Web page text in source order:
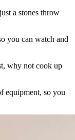
a stones throw
you can watch and
why not cook up
equipment, so you